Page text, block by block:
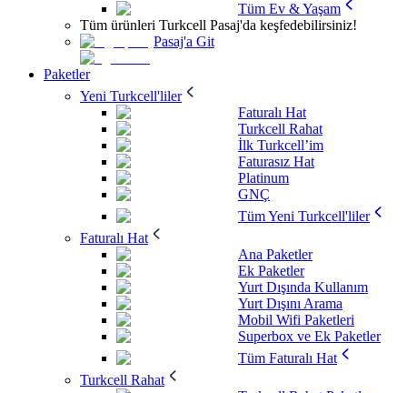
Tüm Ev & Yaşam
Tüm ürünleri Turkcell Pasaj'da keşfedebilirsiniz!
Pasaj'a Git
Paketler
Yeni Turkcell'liler
Faturalı Hat
Turkcell Rahat
İlk Turkcell’im
Faturasız Hat
Platinum
GNÇ
Tüm Yeni Turkcell'liler
Faturalı Hat
Ana Paketler
Ek Paketler
Yurt Dışında Kullanım
Yurt Dışını Arama
Mobil Wifi Paketleri
Superbox ve Ek Paketler
Tüm Faturalı Hat
Turkcell Rahat